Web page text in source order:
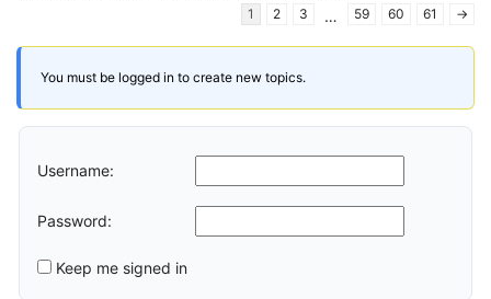
1 2 3 … 59 60 61 →
You must be logged in to create new topics.
Username:
Password:
Keep me signed in